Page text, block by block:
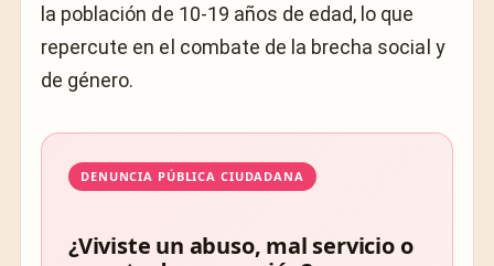
la población de 10-19 años de edad, lo que
repercute en el combate de la brecha social y
de género.
DENUNCIA PÚBLICA CIUDADANA
¿Viviste un abuso, mal servicio o